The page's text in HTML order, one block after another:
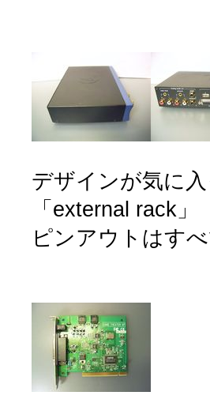
デザインが気に
「external rack」
ピンアウトはす